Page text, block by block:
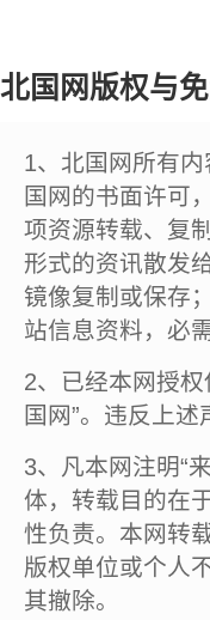
北国网版权与免
1、北国网所有
国网的书面许可
项资源转载、复
形式的资讯散发
镜像复制或保存
站信息资料，必
2、已经本网授
国网”。违反上
3、凡本网注明“
体，转载目的在
性负责。本网转
版权单位或个人
其撤除。